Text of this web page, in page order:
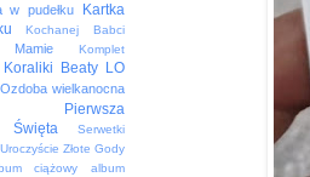
w pudełku
Kartka
Kochanej Babci
Mamie
Komplet
Koraliki Beaty LO
Ozdoba wielkanocna
Pierwsza
Święta
Serwetki
Uroczyście Złote Gody
ciążowy
album